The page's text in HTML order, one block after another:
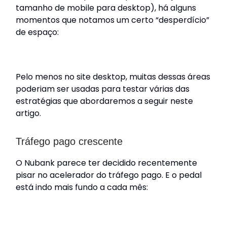
tamanho de mobile para desktop), há alguns
momentos que notamos um certo “desperdício”
de espaço:
Pelo menos no site desktop, muitas dessas áreas
poderiam ser usadas para testar várias das
estratégias que abordaremos a seguir neste
artigo.
Tráfego pago crescente
O Nubank parece ter decidido recentemente
pisar no acelerador do tráfego pago. E o pedal
está indo mais fundo a cada mês: